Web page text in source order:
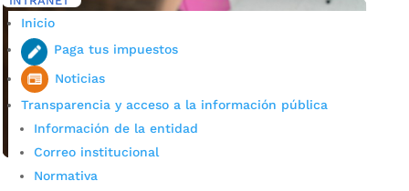
Inicio
Paga tus impuestos
Noticias
Transparencia y acceso a la información pública
Información de la entidad
Correo institucional
Normativa
Inicio 5 Etiqueta: Fandic